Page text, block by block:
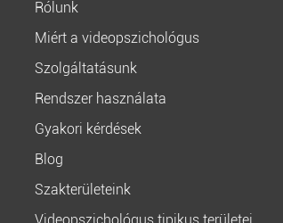
Rólunk
Miért a videopszichológus
Szolgáltatásunk
Rendszer használata
Gyakori kérdések
Blog
Szakterületeink